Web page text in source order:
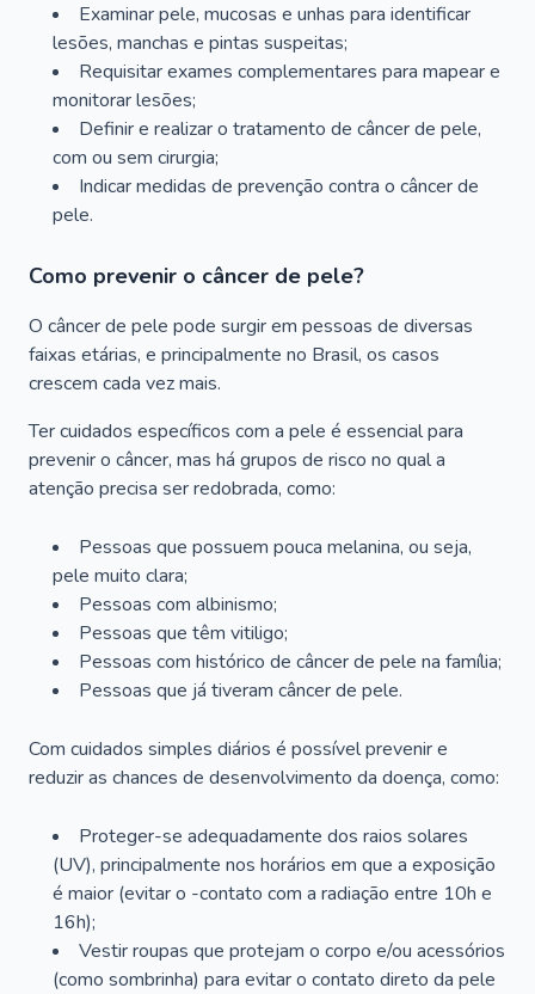
Examinar pele, mucosas e unhas para identificar
lesões, manchas e pintas suspeitas;
Requisitar exames complementares para mapear e
monitorar lesões;
Definir e realizar o tratamento de câncer de pele,
com ou sem cirurgia;
Indicar medidas de prevenção contra o câncer de
pele.
Como prevenir o câncer de pele?
O câncer de pele pode surgir em pessoas de diversas
faixas etárias, e principalmente no Brasil, os casos
crescem cada vez mais.
Ter cuidados específicos com a pele é essencial para
prevenir o câncer, mas há grupos de risco no qual a
atenção precisa ser redobrada, como:
Pessoas que possuem pouca melanina, ou seja,
pele muito clara;
Pessoas com albinismo;
Pessoas que têm vitiligo;
Pessoas com histórico de câncer de pele na família;
Pessoas que já tiveram câncer de pele.
Com cuidados simples diários é possível prevenir e
reduzir as chances de desenvolvimento da doença, como:
Proteger-se adequadamente dos raios solares
(UV), principalmente nos horários em que a exposição
é maior (evitar o -contato com a radiação entre 10h e
16h);
Vestir roupas que protejam o corpo e/ou acessórios
(como sombrinha) para evitar o contato direto da pele